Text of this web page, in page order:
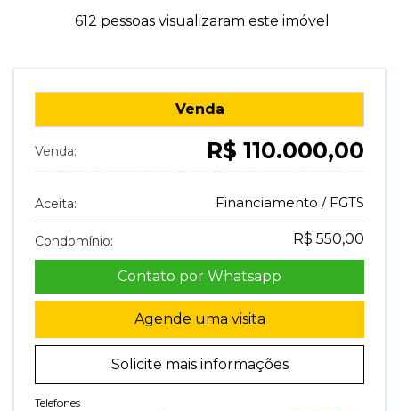
612 pessoas visualizaram este imóvel
Venda
Venda: R$ 110.000,00
Aceita: Financiamento / FGTS
Condomínio: R$ 550,00
Contato por Whatsapp
Agende uma visita
Solicite mais informações
Telefones